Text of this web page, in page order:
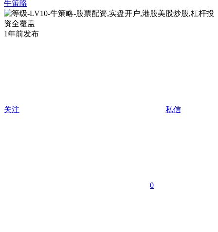
牛策略
1年前发布
关注 私信
0